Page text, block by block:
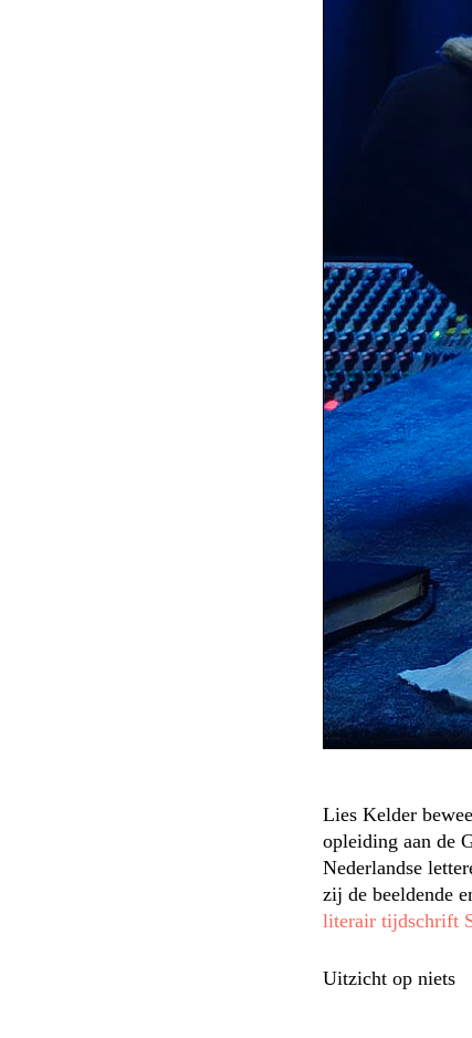
Lies Kelder
opleiding aan de
Nederlandse
zij de beeldende
literair tijdschrift
Uitzicht op niets